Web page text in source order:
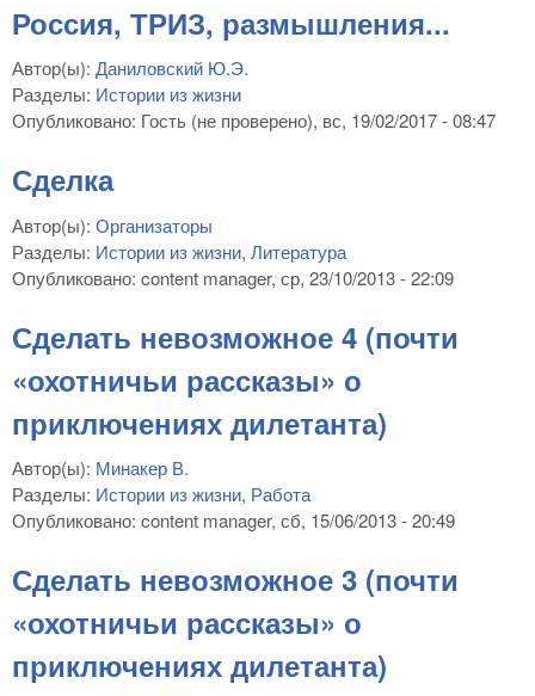
Россия, ТРИЗ, размышления...
Автор(ы): Даниловский Ю.Э.
Разделы: Истории из жизни
Опубликовано: Гость (не проверено), вс, 19/02/2017 - 08:47
Сделка
Автор(ы): Организаторы
Разделы: Истории из жизни, Литература
Опубликовано: content manager, ср, 23/10/2013 - 22:09
Сделать невозможное 4 (почти
«охотничьи рассказы» о
приключениях дилетанта)
Автор(ы): Минакер В.
Разделы: Истории из жизни, Работа
Опубликовано: content manager, сб, 15/06/2013 - 20:49
Сделать невозможное 3 (почти
«охотничьи рассказы» о
приключениях дилетанта)